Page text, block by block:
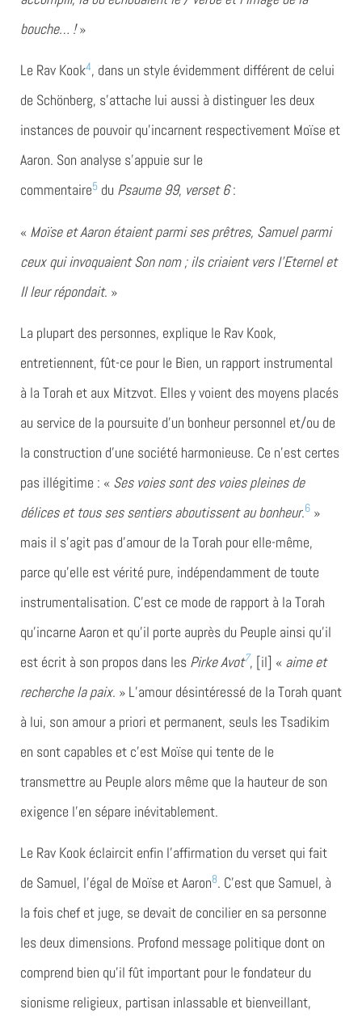
bouche… !»
Le Rav Kook4, dans un style évidemment différent de celui
de Schönberg, s’attache lui aussi à distinguer les deux
instances de pouvoir qu’incarnent respectivement Moïse et
Aaron. Son analyse s’appuie sur le
commentaire5 du Psaume 99, verset 6:
« Moïse et Aaron étaient parmi ses prêtres, Samuel parmi
ceux qui invoquaient Son nom ; ils criaient vers l’Eternel et
Il leur répondait. »
La plupart des personnes, explique le Rav Kook,
entretiennent, fût-ce pour le Bien, un rapport instrumental
à la Torah et aux Mitzvot. Elles y voient des moyens placés
au service de la poursuite d’un bonheur personnel et/ou de
la construction d’une société harmonieuse. Ce n’est certes
pas illégitime : « Ses voies sont des voies pleines de
délices et tous ses sentiers aboutissent au bonheur.6 »
mais il s’agit pas d’amour de la Torah pour elle-même,
parce qu’elle est vérité pure, indépendamment de toute
instrumentalisation. C’est ce mode de rapport à la Torah
qu’incarne Aaron et qu’il porte auprès du Peuple ainsi qu’il
est écrit à son propos dans les Pirke Avot7, [il] « aime et
recherche la paix. » L’amour désintéressé de la Torah quant
à lui, son amour a priori et permanent, seuls les Tsadikim
en sont capables et c’est Moïse qui tente de le
transmettre au Peuple alors même que la hauteur de son
exigence l’en sépare inévitablement.
Le Rav Kook éclaircit enfin l’affirmation du verset qui fait
de Samuel, l’égal de Moïse et Aaron8. C’est que Samuel, à
la fois chef et juge, se devait de concilier en sa personne
les deux dimensions. Profond message politique dont on
comprend bien qu’il fût important pour le fondateur du
sionisme religieux, partisan inlassable et bienveillant,